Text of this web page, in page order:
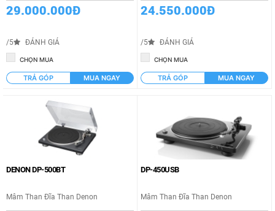
29.000.000Đ
/5 ĐÁNH GIÁ
CHỌN MUA
TRẢ GÓP MUA NGAY
24.550.000Đ
/5 ĐÁNH GIÁ
CHỌN MUA
TRẢ GÓP MUA NGAY
DENON DP-500BT
Mâm Than Đĩa Than Denon
DP-450USB
Mâm Than Đĩa Than Denon